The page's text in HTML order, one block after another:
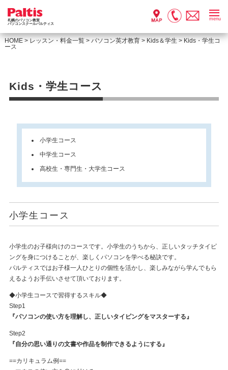
札幌のパソコン教室
パソコンスクールパルティス
menu
HOME> レッスン・料金一覧> パソコン英才教育> Kids＆学生 > Kids・学生コ
ース
Kids・学生コース
小学生コース
中学生コース
高校生・専門生・大学生コース
小学生コース
小学生のお子様向けのコースです。小学生のうちから、正しいタッチタイピ
ングを身につけることが、楽しくパソコンを学べる秘訣です。
パルティスではお子様一人ひとりの個性を活かし、楽しみながら学んでもら
えるようお手伝いさせて頂いております。
◆小学生コースで習得するスキル◆
Step1
『パソコンの使い方を理解し、正しいタイピングをマスターする』
Step2
『自分の思い通りの文書や作品を制作できるようにする』
==カリキュラム例==